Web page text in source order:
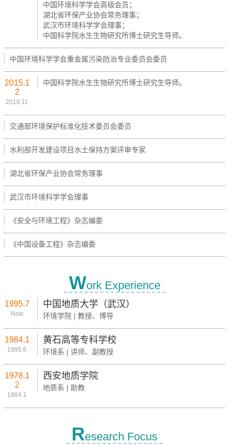
中国环境科学学会高级会员；
湖北省环保产业协会常务理事；
武汉市环境科学学会理事；
中国科学院水生生物研究所博士研究生导师。
中国环境科学学会重金属污染防治专业委员会委员
2015.1
2
2018.11
中国科学院水生生物研究所博士研究生导师。
交通部环境保护标准化技术委员会委员
水利部开发建设项目水土保持方案评审专家
湖北省环保产业协会常务理事
武汉市环境科学学会理事
《安全与环境工程》杂志编委
《中国设备工程》杂志编委
Work Experience
1995.7
Now
中国地质大学（武汉）
环境学院 | 教授、博导
1984.1
1995.6
黄石高等专科学校
环境系 | 讲师、副教授
1978.1
2
1984.1
西安地质学院
地质系 | 助教
Research Focus